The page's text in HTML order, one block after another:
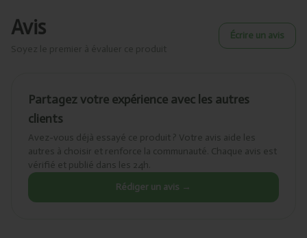
Avis Écrire un avis
Partagez votre expérience avec les autres
clients
Avez-vous déjà essayé ce produit ? Votre avis aide les
autres à choisir et renforce la communauté. Chaque avis est
vérifié et publié dans les 24h.
Rédiger un avis →